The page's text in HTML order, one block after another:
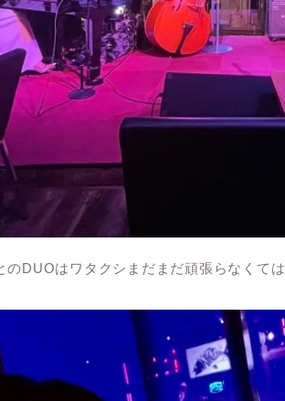
のDUOはワタクシまだまだ頑張らなくては